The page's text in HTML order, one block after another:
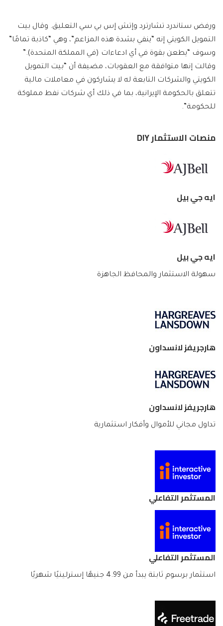
ورفض ستاندرد تشارترد وإتش إس بي سي التعليق. وقال بيت
التمويل الكويتي إنه “ينفي بشدة هذه المزاعم”، وهي “كاذبة تمامًا”
وسوف “يطعن بقوة في أي ادعاءات (في المملكة المتحدة).”
وقالت إنها متوافقة مع العقوبات، مضيفة أن “بيت التمويل
الكويتي والشركات التابعة له لا يشاركون في معاملات مالية
تتعلق بالحكومة الإيرانية، بما في ذلك أي شركات نفط مملوكة
للحكومة”.
منصات الاستثمار DIY
ايه جي بيل
ايه جي بيل
سهولة الاستثمار والمحافظ الجاهزة
هارجريفز لانسداون
هارجريفز لانسداون
تداول مجاني للأموال وأفكار استثمارية
المستثمر التفاعلي
المستثمر التفاعلي
استثمار برسوم ثابتة يبدأ من 4.99 جنيهًا إسترلينيًا شهريًا